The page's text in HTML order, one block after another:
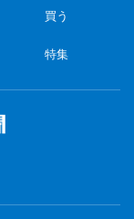
買う
特集